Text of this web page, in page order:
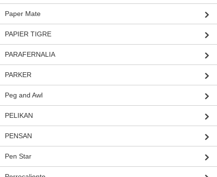
Paper Mate
PAPIER TIGRE
PARAFERNALIA
PARKER
Peg and Awl
PELIKAN
PENSAN
Pen Star